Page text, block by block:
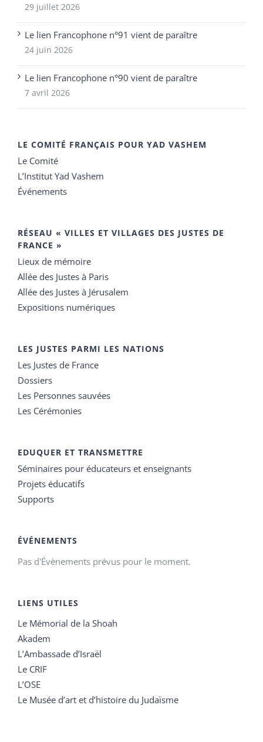
29 juillet 2026
Le lien Francophone n°91 vient de paraître
24 juin 2026
Le lien Francophone n°90 vient de paraître
7 avril 2026
LE COMITÉ FRANÇAIS POUR YAD VASHEM
Le Comité
L’Institut Yad Vashem
Événements
RÉSEAU « VILLES ET VILLAGES DES JUSTES DE
FRANCE »
Lieux de mémoire
Allée des Justes à Paris
Allée des Justes à Jérusalem
Expositions numériques
LES JUSTES PARMI LES NATIONS
Les Justes de France
Dossiers
Les Personnes sauvées
Les Cérémonies
EDUQUER ET TRANSMETTRE
Séminaires pour éducateurs et enseignants
Projets éducatifs
Supports
ÉVÉNEMENTS
Pas d'Évènements prévus pour le moment.
LIENS UTILES
Le Mémorial de la Shoah
Akadem
L’Ambassade d’Israël
Le CRIF
L’OSE
Le Musée d’art et d’histoire du Judaïsme